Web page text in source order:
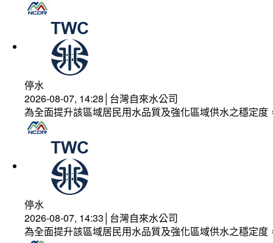
停水
2026-08-07, 14:28│台灣自來水公司
為全面提升該區域居民用水品質及強化區域供水之穩定
停水
2026-08-07, 14:33│台灣自來水公司
為全面提升該區域居民用水品質及強化區域供水之穩定